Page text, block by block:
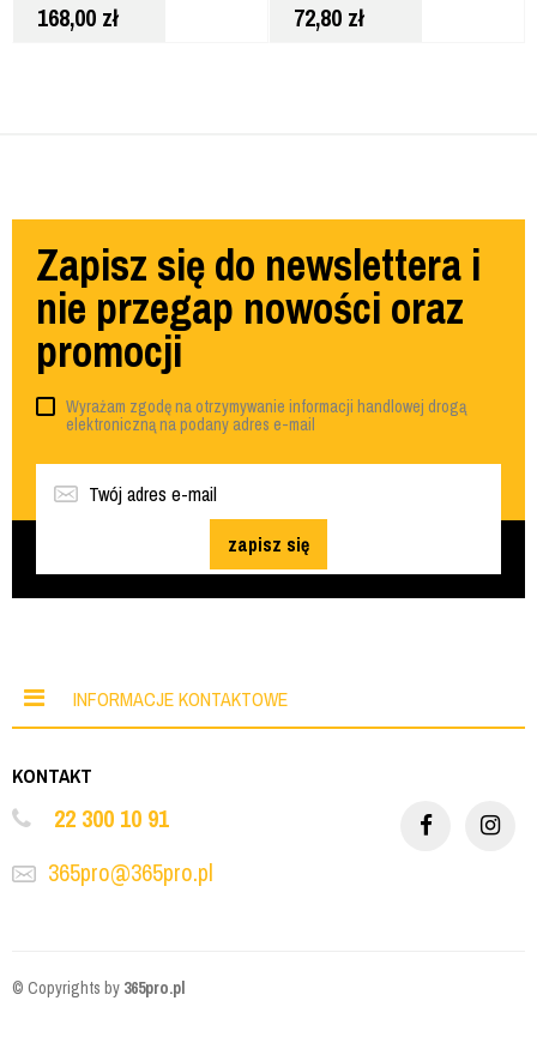
168,00 zł 72,80 zł
Zapisz się do newslettera i
nie przegap nowości oraz
promocji
Wyrażam zgodę na otrzymywanie informacji handlowej drogą
elektroniczną na podany adres e-mail
zapisz się
INFORMACJE KONTAKTOWE
KONTAKT
22 300 10 91
365pro@365pro.pl
© Copyrights by 365pro.pl